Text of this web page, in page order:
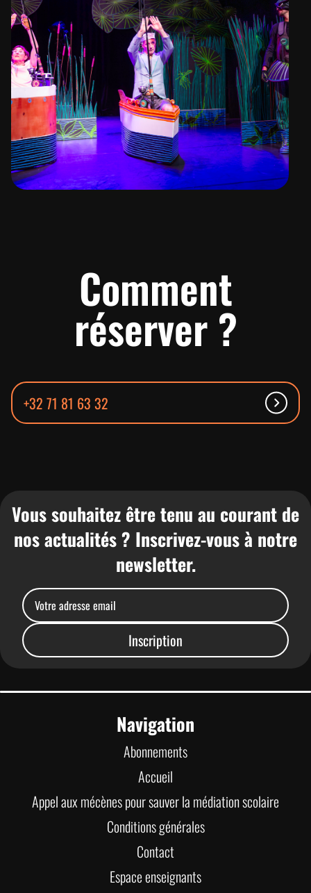
Comment
réserver ?
+32 71 81 63 32
Vous souhaitez être tenu au courant de
nos actualités ? Inscrivez-vous à notre
newsletter.
Navigation
Abonnements
Accueil
Appel aux mécènes pour sauver la médiation scolaire
Conditions générales
Contact
Espace enseignants